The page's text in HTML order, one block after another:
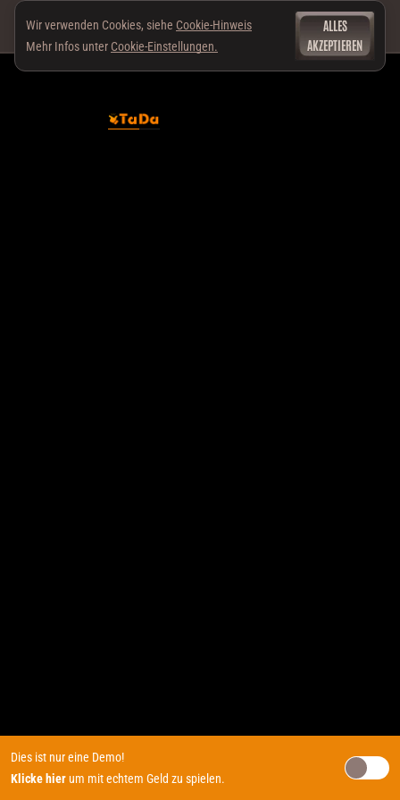
Dies ist nur eine Demo!
Klicke hierum mit echtem Geld zu spielen.
Wir verwenden Cookies, siehe Cookie-Hinweis
Mehr Infos unter Cookie-Einstellungen.
ALLES
AKZEPTIEREN